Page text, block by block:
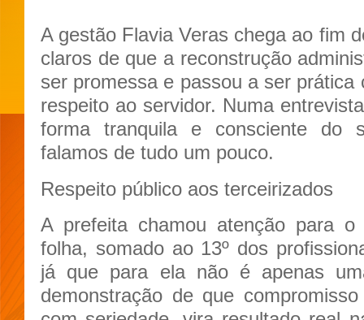
A gestão Flavia Veras chega ao fim
claros de que a reconstrução
ser promessa e passou a ser prática
respeito ao servidor. Numa
forma tranquila e consciente do
falamos de tudo um pouco.
Respeito público aos terceirizados
A prefeita chamou atenção para o
folha, somado ao 13º dos
já que para ela não é apenas
demonstração de que